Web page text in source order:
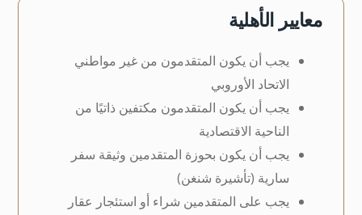
معايير الأهلية
يجب أن يكون المتقدمون من غير مواطني
الاتحاد الأوروبي
يجب أن يكون المتقدمون مكتفين ذاتيًا من
الناحية الاقتصادية
يجب أن يكون بحوزة المتقدمين وثيقة سفر
سارية (تأشيرة شنغن)
يجب على المتقدمين شراء أو استئجار عقار